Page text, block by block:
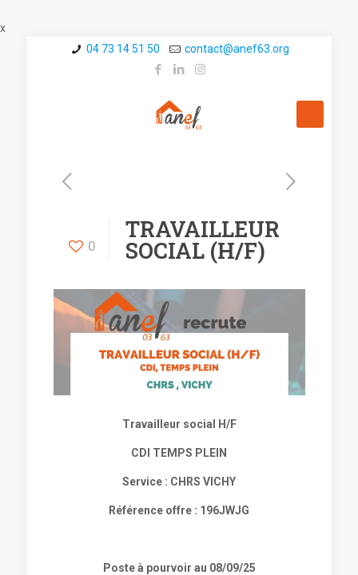
x
04 73 14 51 50
contact@a­nef63.org
0
TRAVAILLEUR
SOCIAL (H/F)
Travailleur social H/F
CDI TEMPS PLEIN
Service : CHRS VICHY
Référence offre : 196JWJG
Poste à pourvoir au 08/09/25